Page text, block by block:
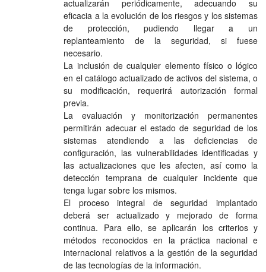
actualizarán periódicamente, adecuando su
eficacia a la evolución de los riesgos y los sistemas
de protección, pudiendo llegar a un
replanteamiento de la seguridad, si fuese
necesario.
La inclusión de cualquier elemento físico o lógico
en el catálogo actualizado de activos del sistema, o
su modificación, requerirá autorización formal
previa.
La evaluación y monitorización permanentes
permitirán adecuar el estado de seguridad de los
sistemas atendiendo a las deficiencias de
configuración, las vulnerabilidades identificadas y
las actualizaciones que les afecten, así como la
detección temprana de cualquier incidente que
tenga lugar sobre los mismos.
El proceso integral de seguridad implantado
deberá ser actualizado y mejorado de forma
continua. Para ello, se aplicarán los criterios y
métodos reconocidos en la práctica nacional e
internacional relativos a la gestión de la seguridad
de las tecnologías de la información.